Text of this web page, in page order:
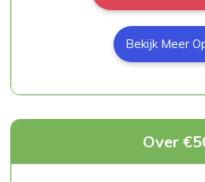
Bekijk Meer
Over